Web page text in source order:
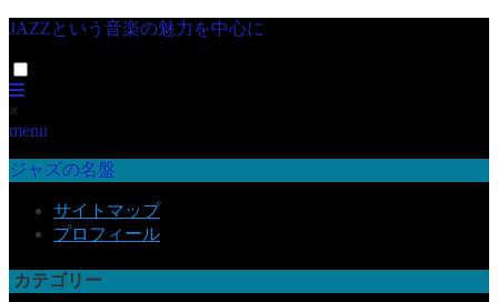
JAZZという音楽の魅力を中心に
×
menu
ジャズの名盤
サイトマップ
プロフィール
カテゴリー